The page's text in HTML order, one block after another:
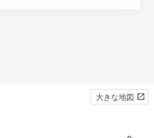
大きな地図